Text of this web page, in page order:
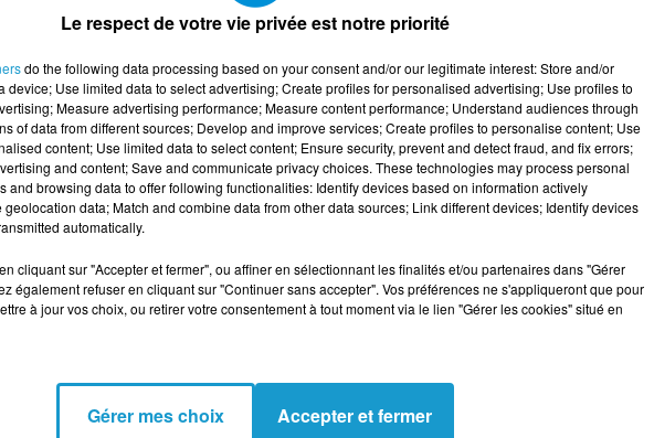
spécifiques au tri des plastiques et cartons
et précis des matériaux
OPERATEUR DE TRI H/F
Le respect de votre vie privée est notre priorité
do the following data processing based on your consent and/or our legitimate interest: Store and/or
device; Use limited data to select advertising; Create profiles for personalised advertising; Use profiles to
Measure advertising performance; Measure content performance; Understand audiences through
of data from different sources; Develop and improve services; Create profiles to personalise content; Use
content; Use limited data to select content; Ensure security, prevent and detect fraud, and fix errors;
and content; Save and communicate privacy choices. These technologies may process personal
and browsing data to offer following functionalities: Identify devices based on information actively
data; Match and combine data from other data sources; Link different devices; Identify devices
automatically.
cliquant sur "Accepter et fermer", ou affiner en sélectionnant les finalités et/ou partenaires dans "Gérer
également refuser en cliquant sur "Continuer sans accepter". Vos préférences ne s'appliqueront que pour
à jour vos choix, ou retirer votre consentement à tout moment via le lien "Gérer les cookies" situé en
Gérer mes choix Accepter et fermer